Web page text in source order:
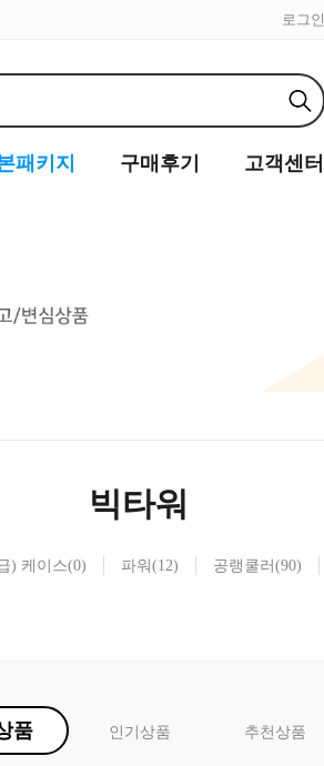
로그인
패키지 구매후기 고객센터
빅타워
) 케이스(0) 파워 (12) 공랭쿨러 (90)
품 인기상품 추천상품